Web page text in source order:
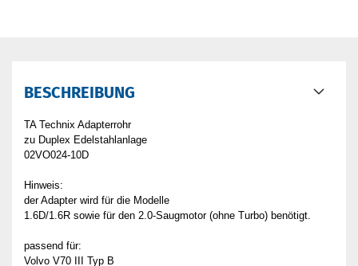
BESCHREIBUNG
TA Technix Adapterrohr
zu Duplex Edelstahlanlage
02VO024-10D
Hinweis:
der Adapter wird für die Modelle
1.6D/1.6R sowie für den 2.0-Saugmotor (ohne Turbo) benötigt.
passend für:
Volvo V70 III Typ B